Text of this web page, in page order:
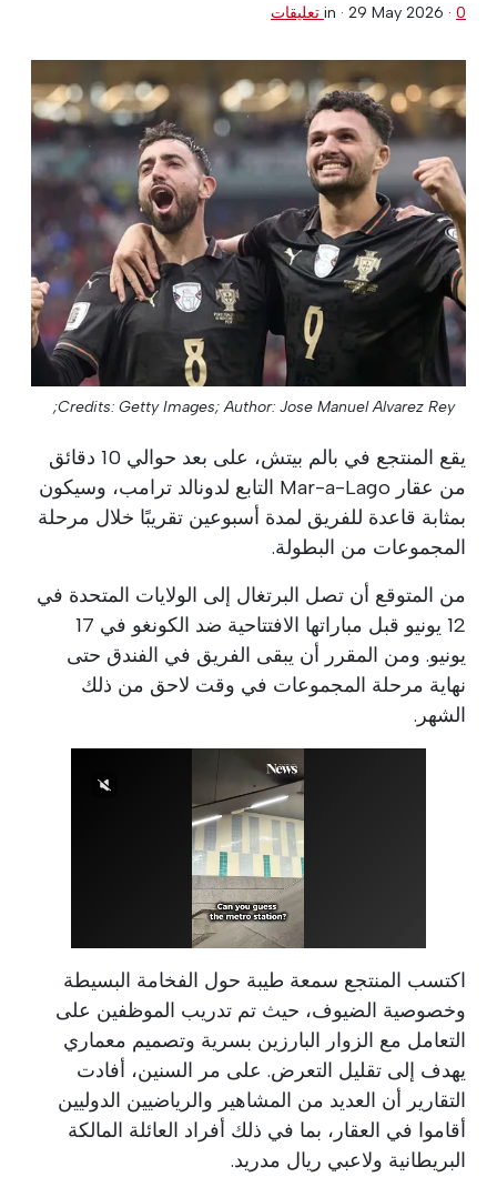
in · 29 May 2026 · 0 تعليقات
Credits: Getty Images; Author: Jose Manuel Alvarez Rey;
يقع المنتجع في بالم بيتش، على بعد حوالي 10 دقائق
من عقار Mar-a-Lago التابع لدونالد ترامب، وسيكون
بمثابة قاعدة للفريق لمدة أسبوعين تقريبًا خلال مرحلة
المجموعات من البطولة.
من المتوقع أن تصل البرتغال إلى الولايات المتحدة في
12 يونيو قبل مباراتها الافتتاحية ضد الكونغو في 17
يونيو. ومن المقرر أن يبقى الفريق في الفندق حتى
نهاية مرحلة المجموعات في وقت لاحق من ذلك
الشهر.
اكتسب المنتجع سمعة طيبة حول الفخامة البسيطة
وخصوصية الضيوف، حيث تم تدريب الموظفين على
التعامل مع الزوار البارزين بسرية وتصميم معماري
يهدف إلى تقليل التعرض. على مر السنين، أفادت
التقارير أن العديد من المشاهير والرياضيين الدوليين
أقاموا في العقار، بما في ذلك أفراد العائلة المالكة
البريطانية ولاعبي ريال مدريد.